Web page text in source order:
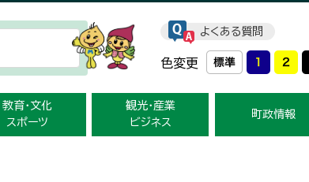
よくある質問
色変更
教育・文化
スポーツ
観光・産業
ビジネス
町政情報